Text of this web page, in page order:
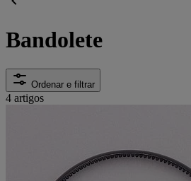
Bandolete
Ordenar e filtrar
4 artigos